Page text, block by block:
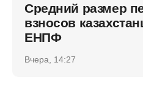
Средний размер
взносов
ЕНПФ
Вчера, 14:27